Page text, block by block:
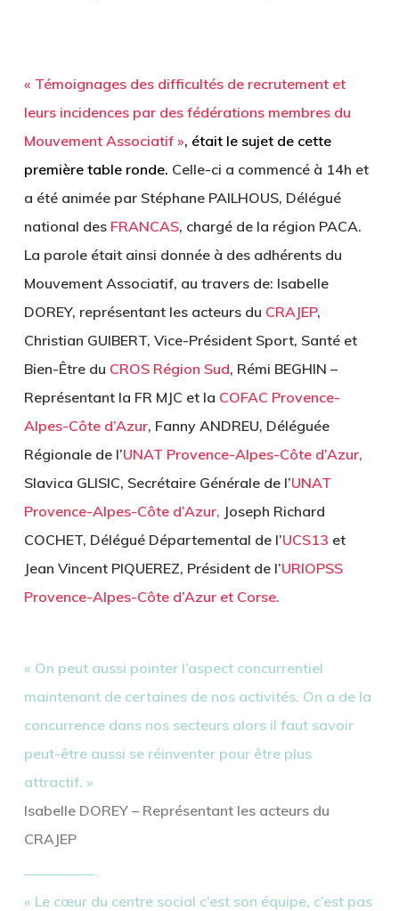
« Témoignages des difficultés de recrutement et
leurs incidences par des fédérations membres du
Mouvement Associatif », était le sujet de cette
première table ronde. Celle-ci a commencé à 14h et
a été animée par Stéphane PAILHOUS, Délégué
national des FRANCAS, chargé de la région PACA.
La parole était ainsi donnée à des adhérents du
Mouvement Associatif, au travers de: Isabelle
DOREY, représentant les acteurs du CRAJEP,
Christian GUIBERT, Vice-Président Sport, Santé et
Bien-Être du CROS Région Sud, Rémi BEGHIN –
Représentant la FR MJC et la COFAC Provence-
Alpes-Côte d’Azur, Fanny ANDREU, Déléguée
Régionale de l’UNAT Provence-Alpes-Côte d’Azur,
Slavica GLISIC, Secrétaire Générale de l’UNAT
Provence-Alpes-Côte d’Azur, Joseph Richard
COCHET, Délégué Départemental de l’UCS13 et
Jean Vincent PIQUEREZ, Président de l’URIOPSS
Provence-Alpes-Côte d’Azur et Corse.
« On peut aussi pointer l’aspect concurrentiel
maintenant de certaines de nos activités. On a de la
concurrence dans nos secteurs alors il faut savoir
peut-être aussi se réinventer pour être plus
attractif. »
Isabelle DOREY – Représentant les acteurs du
CRAJEP
« Le cœur du centre social c’est son équipe, c’est pas